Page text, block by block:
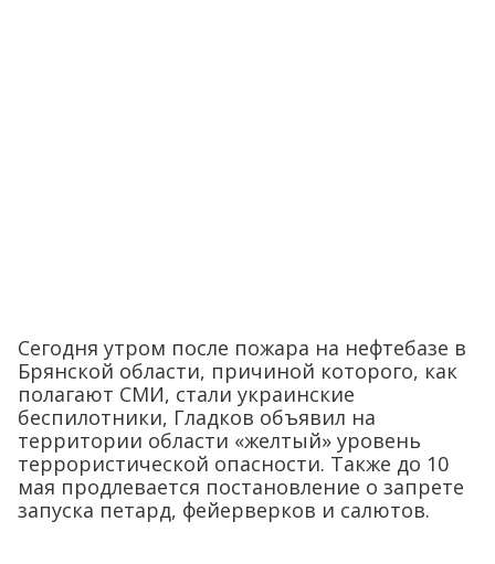
Сегодня утром после пожара на нефтебазе в
Брянской области, причиной которого, как
полагают СМИ, стали украинские
беспилотники, Гладков объявил на
территории области «желтый» уровень
террористической опасности. Также до 10
мая продлевается постановление о запрете
запуска петард, фейерверков и салютов.